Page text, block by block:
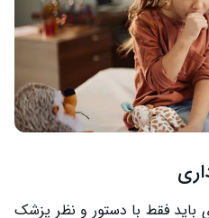
باید فقط با دستور و نظر پزشک